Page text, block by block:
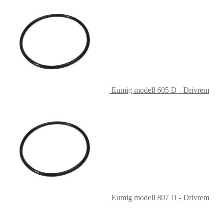
Eumig modell 605 D - Drivrem
Eumig modell 807 D - Drivrem